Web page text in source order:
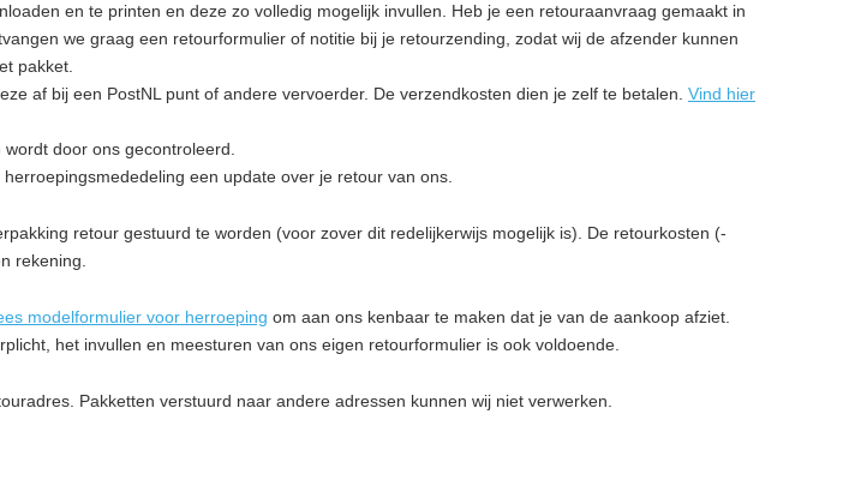
en te printen en deze zo volledig mogelijk invullen. Heb je een retouraanvraag gemaakt in
we graag een retourformulier of notitie bij je retourzending, zodat wij de afzender kunnen
pakket.
af bij een PostNL punt of andere vervoerder. De verzendkosten dien je zelf te betalen. Vind hier
door ons gecontroleerd.
een update over je retour van ons.
retour gestuurd te worden (voor zover dit redelijkerwijs mogelijk is). De retourkosten (-
rekening.
modelformulier voor herroeping om aan ons kenbaar te maken dat je van de aankoop afziet.
het invullen en meesturen van ons eigen retourformulier is ook voldoende.
Pakketten verstuurd naar andere adressen kunnen wij niet verwerken.